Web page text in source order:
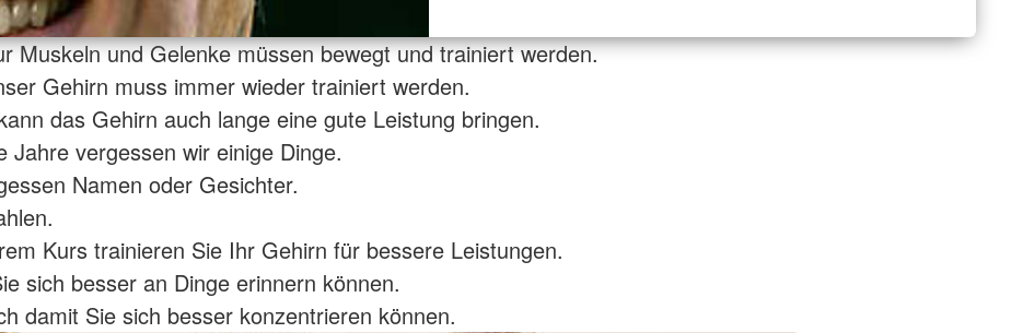
Muskeln und Gelenke müssen bewegt und trainiert werden.
Gehirn muss immer wieder trainiert werden.
das Gehirn auch lange eine gute Leistung bringen.
Jahre vergessen wir einige Dinge.
Namen oder Gesichter.
Kurs trainieren Sie Ihr Gehirn für bessere Leistungen.
sich besser an Dinge erinnern können.
damit Sie sich besser konzentrieren können.